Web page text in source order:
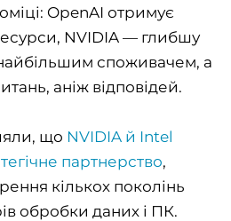
OpenAI отримує
NVIDIA — глибшу
найбільшим споживачем, а
aніж відповідей.
що NVIDIA й Intel
партнерство,
кількох поколінь
обробки даних і ПК.